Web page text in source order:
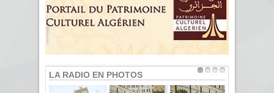
LA RADIO EN PHOTOS